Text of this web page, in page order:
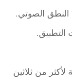
والعبارات والمعاني. وأكثر من 75,000 النطق الصوتي.
من ثلاثين